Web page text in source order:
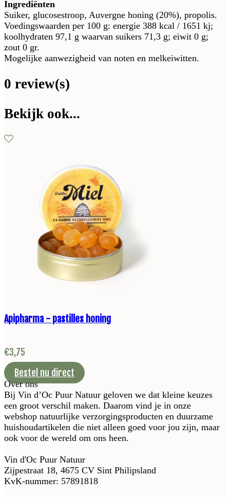
Ingrediënten
Suiker, glucosestroop, Auvergne honing (20%), propolis.
Voedingswaarden per 100 g: energie 388 kcal / 1651 kj;
koolhydraten 97,1 g waarvan suikers 71,3 g; eiwit 0 g;
zout 0 gr.
Mogelijke aanwezigheid van noten en melkeiwitten.
0 review(s)
Bekijk ook...
Apipharma - pastilles honing
€3,75
Bestel nu direct
Over ons
Bij Vin d’Oc Puur Natuur geloven we dat kleine keuzes
een groot verschil maken. Daarom vind je in onze
webshop natuurlijke verzorgingsproducten en duurzame
huishoudartikelen die niet alleen goed voor jou zijn, maar
ook voor de wereld om ons heen.
Vin d'Oc Puur Natuur
Zijpestraat 18, 4675 CV Sint Philipsland
KvK-nummer: 57891818